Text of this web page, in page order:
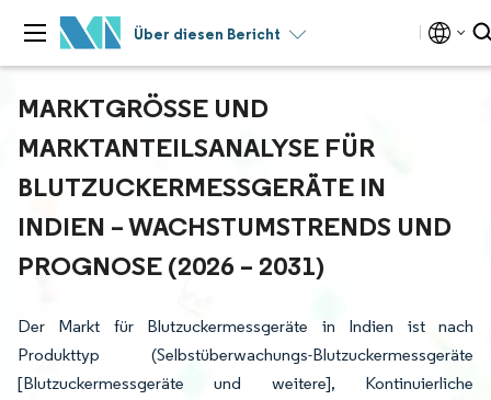
Über diesen Bericht
MARKTGRÖSSE UND M
ARKTANTEILSANALYSE FÜR B
LUTZUCKERMESSGERÄTE IN I
NDIEN – WACHSTUMSTRENDS UND P
ROGNOSE (2026 – 2031)
Der Markt für Blutzuckermessgeräte in Indien ist nach
Produkttyp (Selbstüberwachungs-Blutzuckermessgeräte
[Blutzuckermessgeräte und weitere], Kontinuierliche